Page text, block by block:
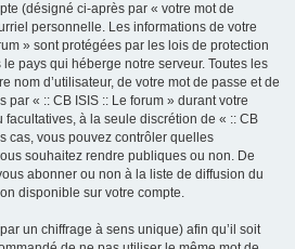
(désigné ci-après par « votre mot de
personnelle. Les informations de votre
» sont protégées par les lois de protection
pays qui héberge notre serveur. Toutes les
nom d’utilisateur, de votre mot de passe et de
« :: CB ISIS :: Le forum » durant votre
à la seule discrétion de « :: CB
cas, vous pouvez contrôler quelles
souhaitez rendre publiques ou non. De
abonner ou non à la liste de diffusion du
disponible sur votre compte.
un chiffrage à sens unique) afin qu’il soit